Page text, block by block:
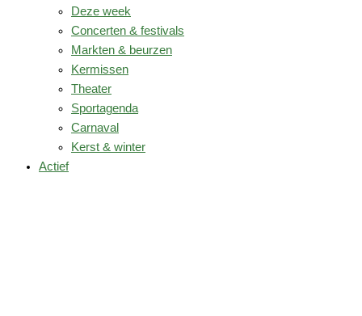
Deze week
Concerten & festivals
Markten & beurzen
Kermissen
Theater
Sportagenda
Carnaval
Kerst & winter
Actief